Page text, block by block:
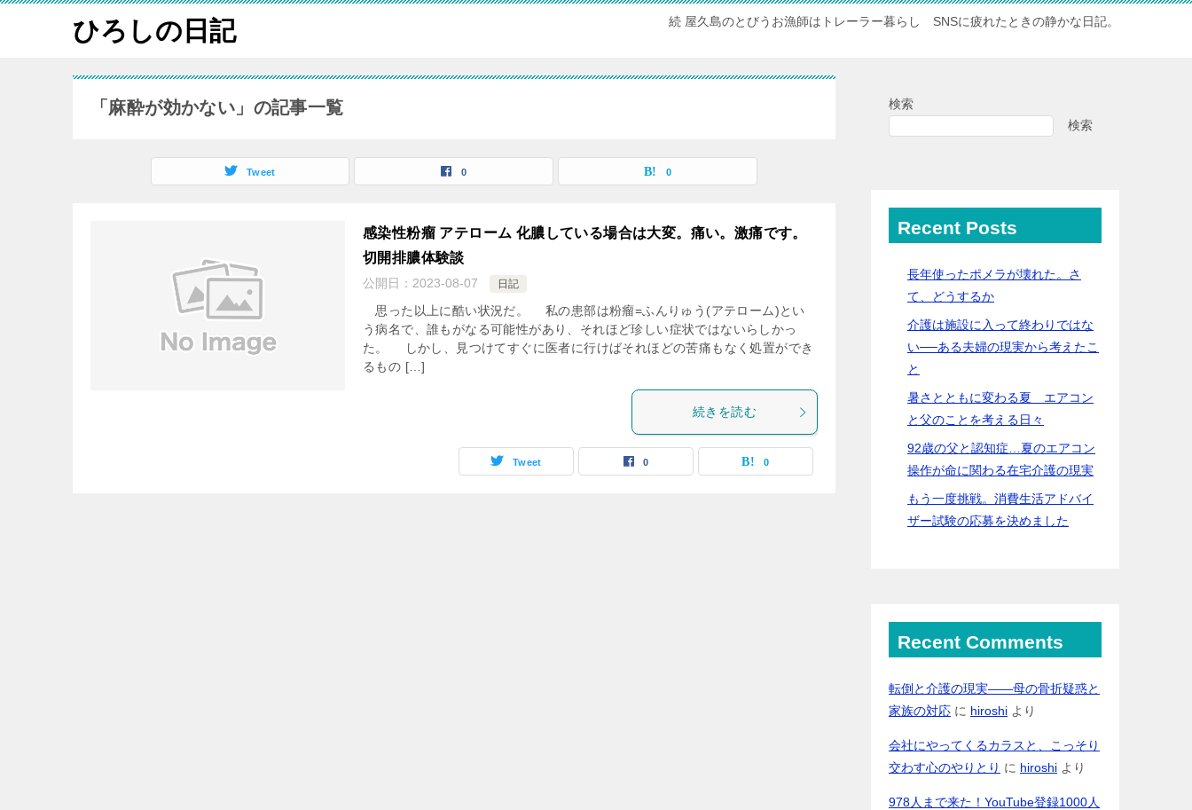
ひろしの日記 続 屋久島のとびうお漁師はトレーラー暮らし SNSに疲れたときの静かな日記。
「麻酔が効かない」の記事一覧
Tweet 0 0
感染性粉瘤 アテローム 化膿している場合は大変。痛い。激痛です。
切開排膿体験談
公開日： 2023-08-07 日記
思った以上に酷い状況だ。 私の患部は粉瘤=ふんりゅう(アテローム)とい
う病名で、誰もがなる可能性があり、それほど珍しい症状ではないらしかっ
た。 しかし、見つけてすぐに医者に行けばそれほどの苦痛もなく処置ができ
るもの […]
続きを読む
Tweet 0 0
検索
検索
Recent Posts
長年使ったポメラが壊れた。さ
て、どうするか
介護は施設に入って終わりではな
い──ある夫婦の現実から考えたこ
と
暑さとともに変わる夏 エアコン
と父のことを考える日々
92歳の父と認知症…夏のエアコン
操作が命に関わる在宅介護の現実
もう一度挑戦。消費生活アドバイ
ザー試験の応募を決めました
Recent Comments
転倒と介護の現実――母の骨折疑惑と
家族の対応 に hiroshi より
会社にやってくるカラスと、こっそり
交わす心のやりとり に hiroshi より
978人まで来た！YouTube登録1000人